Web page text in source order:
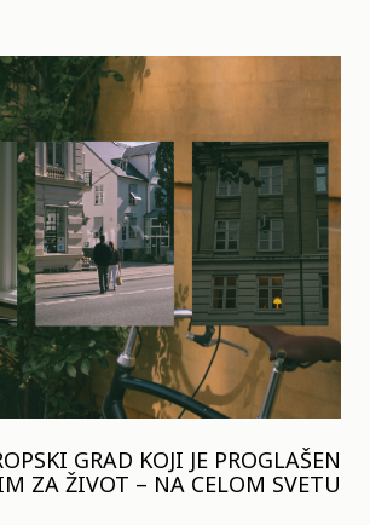
GRAD KOJI JE PROGLAŠEN
ZA ŽIVOT – NA CELOM SVETU